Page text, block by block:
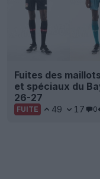
Fuites des
et spéciaux du
26-27
FUITE 49 17 0